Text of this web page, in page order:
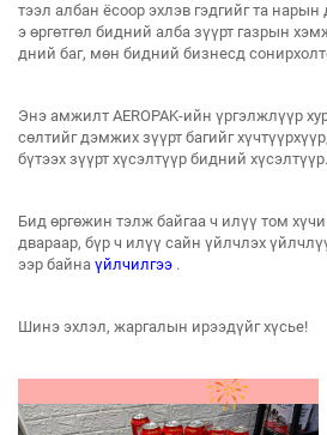
тээл албан ёсоор эхлэв гэдгийг та
э өргөтгөл бидний алба зүүрт газрын
дний баг, мөн бидний бизнесд
Энэ амжилт AEROPAK-ийн үргэлжлүүр
сөлтийг дэмжих зүүрт багийг
бүтээх зүүрт хүсэлтүүр бидний хүсэлтүүр.
Бид өргөжин тэлж байгаа ч илүү том
двараар, бүр ч илүү сайн үйлчлэх
ээр байна үйлчилгээ .
Шинэ эхлэл, жаргалын ирээдүйг хүсье!